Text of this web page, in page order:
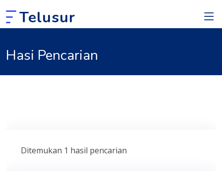
Telusur
Hasi Pencarian
Ditemukan 1 hasil pencarian